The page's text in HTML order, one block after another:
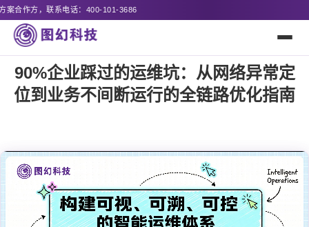
90%企业踩过的运维坑：从网络异常定
位到业务不间断运行的全链路优化指南